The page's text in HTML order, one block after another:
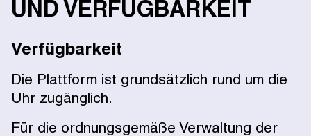
UND VERFÜGBARKEIT
Verfügbarkeit
Die Plattform ist grundsätzlich rund um die
Uhr zugänglich.
Für die ordnungsgemäße Verwaltung der